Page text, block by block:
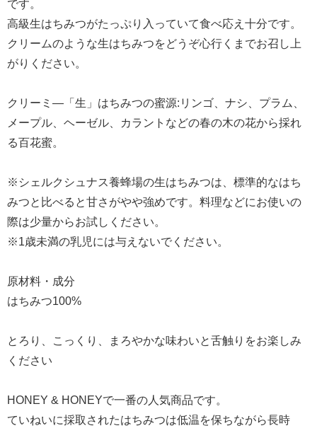
です。
高級生はちみつがたっぷり入っていて食べ応え十分です。
クリームのような生はちみつをどうぞ心行くまでお召し上
がりください。
クリーミ―「生」はちみつの蜜源:リンゴ、ナシ、プラム、
メープル、ヘーゼル、カラントなどの春の木の花から採れ
る百花蜜。
※シェルクシュナス養蜂場の生はちみつは、標準的なはち
みつと比べると甘さがやや強めです。料理などにお使いの
際は少量からお試しください。
※1歳未満の乳児には与えないでください。
原材料・成分
はちみつ100%
とろり、こっくり、まろやかな味わいと舌触りをお楽しみ
ください
HONEY & HONEYで一番の人気商品です。
ていねいに採取されたはちみつは低温を保ちながら長時